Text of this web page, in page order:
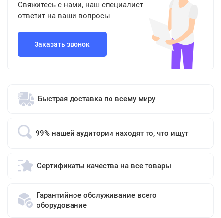
Свяжитесь с нами, наш специалист
ответит на ваши вопросы
Заказать звонок
Быстрая доставка по всему миру
99% нашей аудитории находят то, что ищут
Сертификаты качества на все товары
Гарантийное обслуживание всего
оборудование